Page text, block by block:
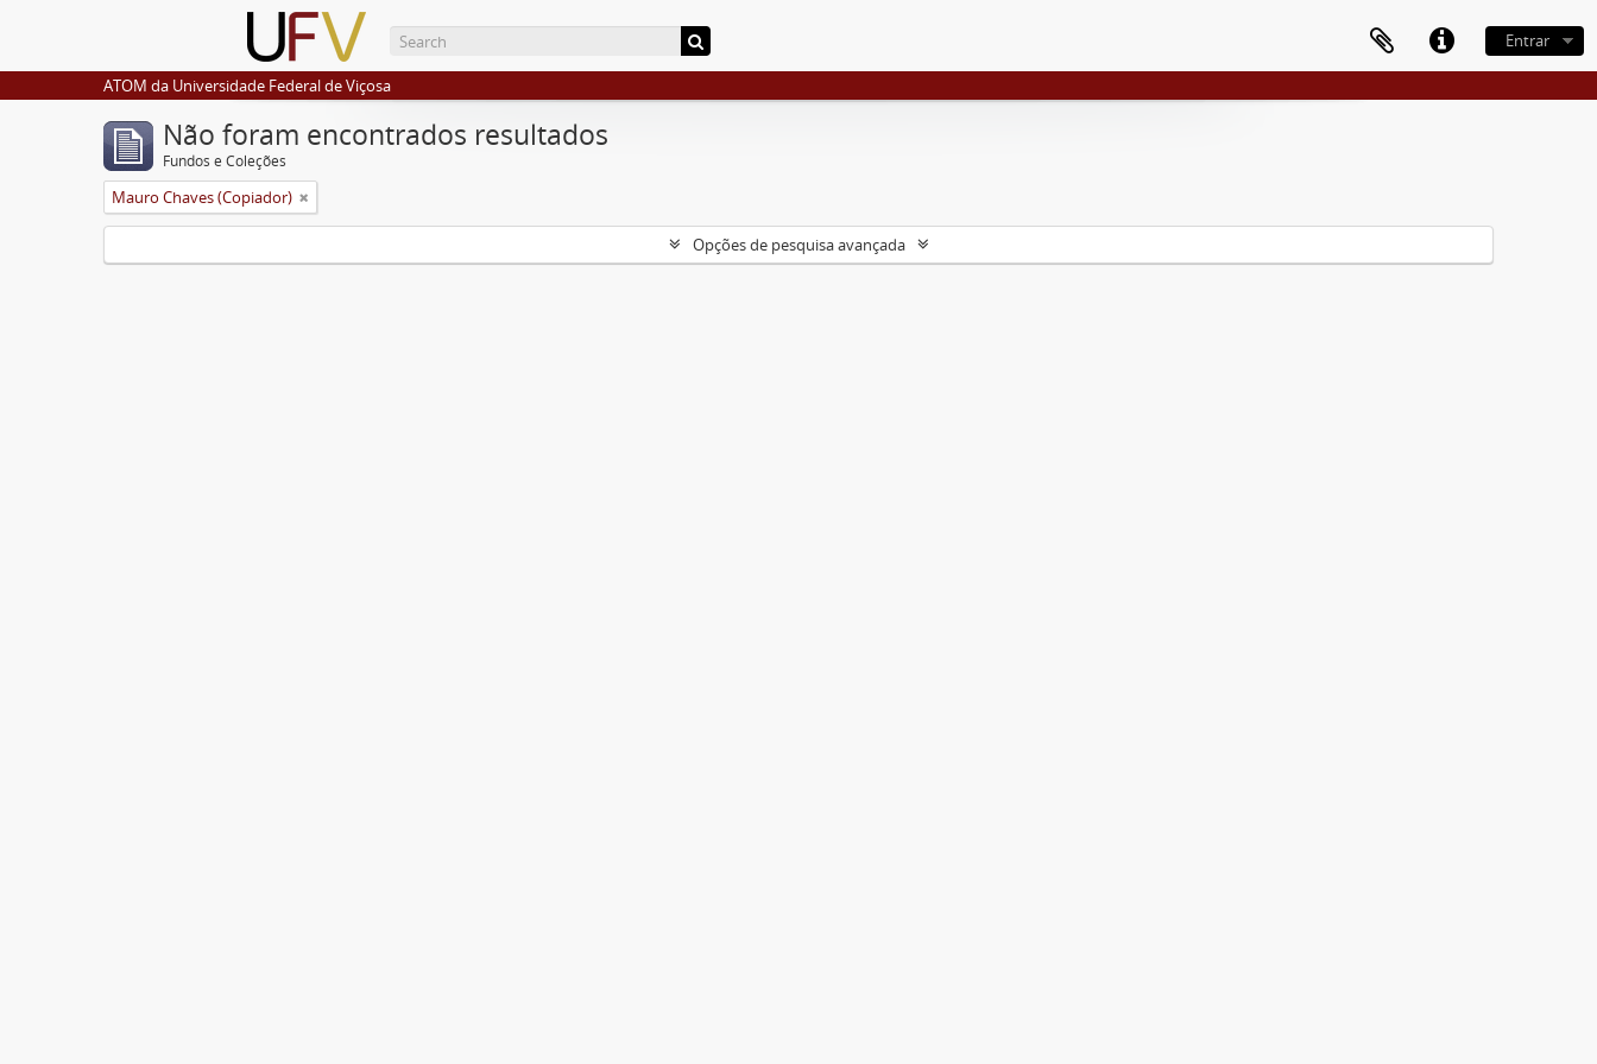
Entrar
ATOM da Universidade Federal de Viçosa
Não foram encontrados resultados
Fundos e Coleções
Mauro Chaves (Copiador)
Opções de pesquisa avançada